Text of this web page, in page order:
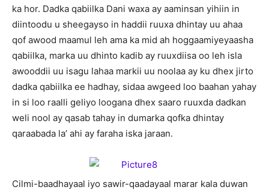
ka hor. Dadka qabiilka Dani waxa ay aaminsan yihiin in
diintoodu u sheegayso in haddii ruuxa dhintay uu ahaa
qof awood maamul leh ama ka mid ah hoggaamiyeyaasha
qabiilka, marka uu dhinto kadib ay ruuxdiisa oo leh isla
awooddii uu isagu lahaa markii uu noolaa ay ku dhex jirto
dadka qabiilka ee hadhay, sidaa awgeed loo baahan yahay
in si loo raalli geliyo loogana dhex saaro ruuxda dadkan
weli nool ay qasab tahay in dumarka qofka dhintay
qaraabada la’ ahi ay faraha iska jaraan.
Cilmi-baadhayaal iyo sawir-qaadayaal marar kala duwan